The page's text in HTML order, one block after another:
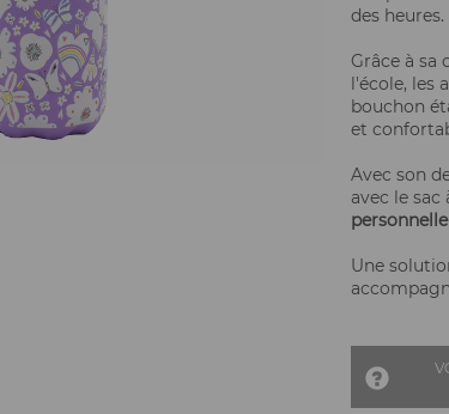
des heures.
Grâce à sa
l'école, les
bouchon
et
Avec son
avec le
Une